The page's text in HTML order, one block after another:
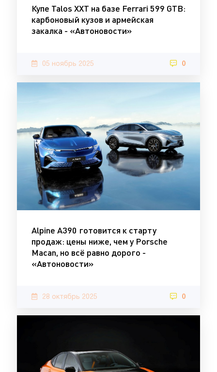
Купе Talos XXT на базе Ferrari 599 GTB:
карбоновый кузов и армейская
закалка - «Автоновости»
05 ноябрь 2025 0
Alpine A390 готовится к старту
продаж: цены ниже, чем у Porsche
Macan, но всё равно дорого -
«Автоновости»
28 октябрь 2025 0